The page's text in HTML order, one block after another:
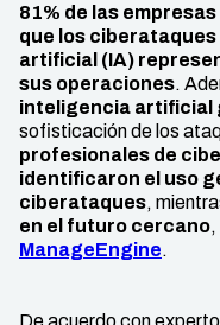
81% de las
que los
artificial (IA)
sus operaciones.
inteligencia artificial
sofisticación de los
profesionales de
identificaron el uso
ciberataques,
en el futuro cercano
ManageEngine.
De acuerdo con